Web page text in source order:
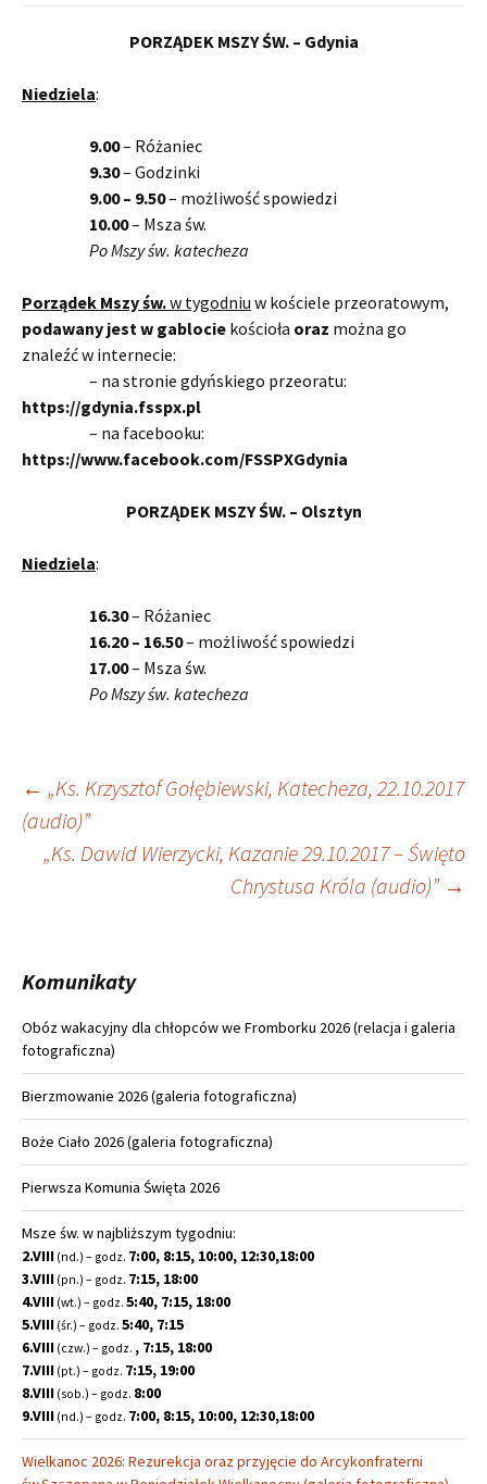
PORZĄDEK MSZY ŚW. – Gdynia
Niedziela:
9.00– Różaniec
9.30– Godzinki
9.00 – 9.50– możliwość spowiedzi
10.00– Msza św.
Po Mszy św. katecheza
Porządek Mszy św.w tygodniu w kościele przeoratowym,
podawany jest w gablocie kościoła oraz można go
znaleźć w internecie:
– na stronie gdyńskiego przeoratu:
https://gdynia.fsspx.pl
– na facebooku:
https://www.facebook.com/FSSPXGdynia
PORZĄDEK MSZY ŚW. – Olsztyn
Niedziela:
16.30– Różaniec
16.20 – 16.50– możliwość spowiedzi
17.00– Msza św.
Po Mszy św. katecheza
Nawigacja
wpisu
← „Ks. Krzysztof Gołębiewski, Katecheza, 22.10.2017
(audio)”
„Ks. Dawid Wierzycki, Kazanie 29.10.2017 – Święto
Chrystusa Króla (audio)” →
Komunikaty
Obóz wakacyjny dla chłopców we Fromborku 2026 (relacja i galeria
fotograficzna)
Bierzmowanie 2026 (galeria fotograficzna)
Boże Ciało 2026 (galeria fotograficzna)
Pierwsza Komunia Święta 2026
Msze św. w najbliższym tygodniu:
2.VIII (nd.) – godz. 7:00, 8:15, 10:00, 12:30,18:00
3.VIII (pn.) – godz. 7:15, 18:00
4.VIII (wt.) – godz. 5:40, 7:15, 18:00
5.VIII (śr.) – godz. 5:40, 7:15
6.VIII (czw.) – godz. , 7:15, 18:00
7.VIII (pt.) – godz. 7:15, 19:00
8.VIII (sob.) – godz. 8:00
9.VIII (nd.) – godz. 7:00, 8:15, 10:00, 12:30,18:00
Wielkanoc 2026: Rezurekcja oraz przyjęcie do Arcykonfraterni